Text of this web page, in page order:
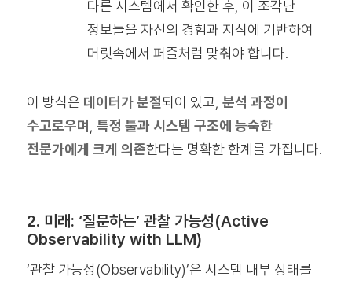
다른 시스템에서 확인한 후, 이 조각난
정보들을 자신의 경험과 지식에 기반하여
머릿속에서 퍼즐처럼 맞춰야 합니다.
이 방식은 데이터가 분절되어 있고, 분석 과정이
수고로우며
특정 툴과 시스템 구조에 능숙한
전문가에게 크게 의존한다는 명확한 한계를 가집니다.
2. 미래: ‘질문하는’ 관찰 가능성(Active
Observability with LLM)
‘관찰 가능성(Observability)’은 시스템 내부 상태를